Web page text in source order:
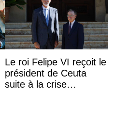
Le roi Felipe VI reçoit le
président de Ceuta
suite à la crise